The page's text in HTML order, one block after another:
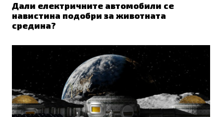
Дали електричните автомобили се
навистина подобри за животната
средина?